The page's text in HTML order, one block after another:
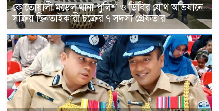
কোতোয়ালী মডেল থানা পুলিশ ও ডিবির যৌথ অভিযানে
সক্রিয় ছিনতাইকারী চক্রের ৭ সদস্য গ্রেফতার